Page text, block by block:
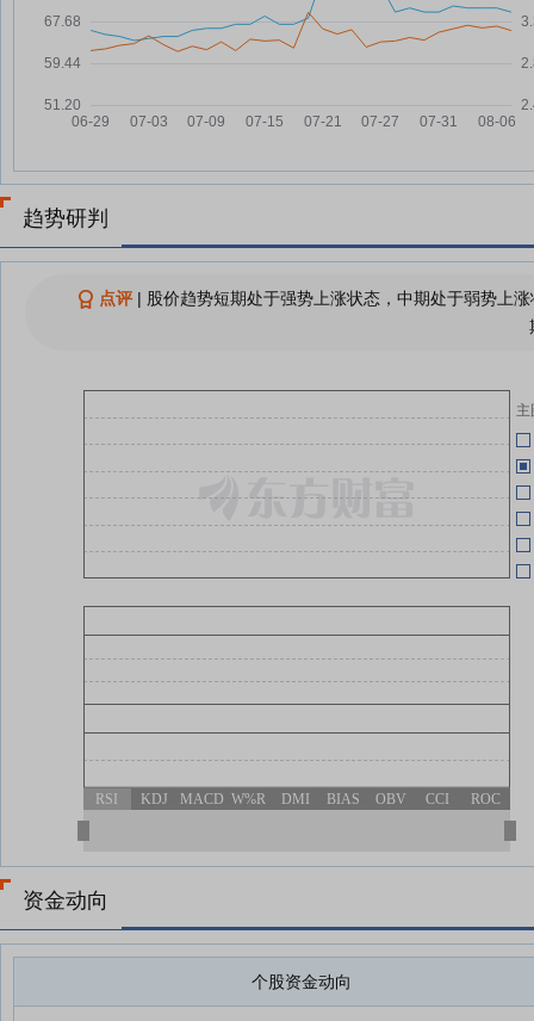
宝利国际7月9日快速反弹
07-09
查看更多
05-18
05-11
趋势研判
点评| 股价趋势短期处于强势上涨状态，中期处于弱势上
主
RSI KDJ MACD W%R DMI BIAS OBV CCI ROC
资金动向
个股资金动向